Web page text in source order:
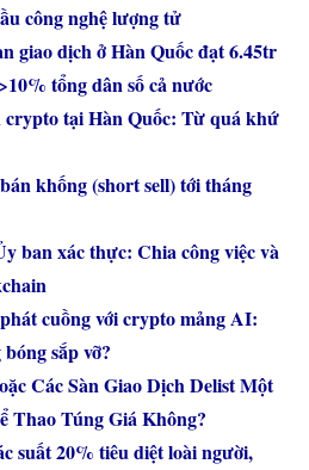
công nghệ lượng tử
giao dịch ở Hàn Quốc đạt 6.45tr
tổng dân số cả nước
crypto tại Hàn Quốc: Từ quá khứ
khống (short sell) tới tháng
ban xác thực: Chia công việc và
cuồng với crypto mảng AI:
sắp vỡ?
Các Sàn Giao Dịch Delist Một
Thao Túng Giá Không?
suất 20% tiêu diệt loài người,